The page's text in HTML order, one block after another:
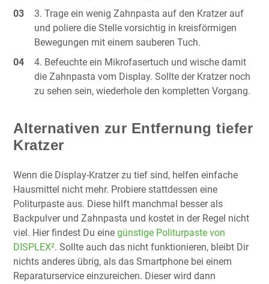
Trage ein wenig Zahnpasta auf den Kratzer auf
und poliere die Stelle vorsichtig in kreisförmigen
Bewegungen mit einem sauberen Tuch.
Befeuchte ein Mikrofasertuch und wische damit
die Zahnpasta vom Display. Sollte der Kratzer noch
zu sehen sein, wiederhole den kompletten Vorgang.
Alternativen zur Entfernung tiefer
Kratzer
Wenn die Display-Kratzer zu tief sind, helfen einfache
Hausmittel nicht mehr. Probiere stattdessen eine
Politurpaste aus. Diese hilft manchmal besser als
Backpulver und Zahnpasta und kostet in der Regel nicht
viel. Hier findest Du eine günstige Politurpaste von
DISPLEX². Sollte auch das nicht funktionieren, bleibt Dir
nichts anderes übrig, als das Smartphone bei einem
Reparaturservice einzureichen. Dieser wird dann